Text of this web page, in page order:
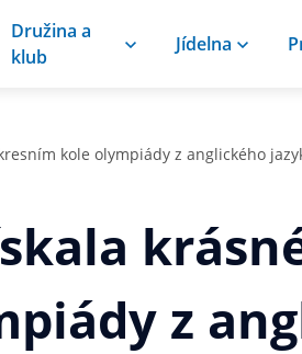
Družina a
klub
Jídelna
kole olympiády z anglického
z